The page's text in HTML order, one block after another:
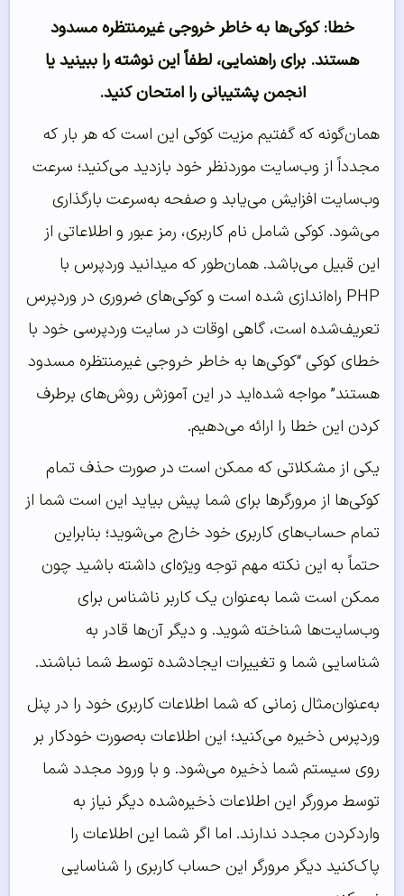
خطا: کوکی‌ها به خاطر خروجی غیرمنتظره مسدود
هستند. برای راهنمایی، لطفاً این نوشته را ببینید یا
انجمن پشتیبانی را امتحان کنید.
همان‌گونه که گفتیم مزیت کوکی این است که هر بار که
مجدداً از وب‌سایت موردنظر خود بازدید می‌کنید؛ سرعت
وب‌سایت افزایش می‌یابد و صفحه به‌سرعت بارگذاری
می‌شود. کوکی شامل نام کاربری، رمز عبور و اطلاعاتی از
این قبیل می‌باشد. همان‌طور که میدانید وردپرس با
PHP راه‌اندازی شده است و کوکی‌های ضروری در وردپرس
تعریف‌شده است، گاهی اوقات در سایت وردپرسی خود با
خطای کوکی “کوکی‌ها به خاطر خروجی غیرمنتظره مسدود
هستند” مواجه شده‌اید در این آموزش روش‌های برطرف
کردن این خطا را ارائه می‌دهیم.
یکی از مشکلاتی که ممکن است در صورت حذف تمام
کوکی‌ها از مرورگرها برای شما پیش بیاید این است شما از
تمام حساب‌های کاربری خود خارج می‌شوید؛ بنابراین
حتماً به این نکته مهم توجه ویژه‌ای داشته باشید چون
ممکن است شما به‌عنوان یک کاربر ناشناس برای
وب‌سایت‌ها شناخته شوید. و دیگر آن‌ها قادر به
شناسایی شما و تغییرات ایجادشده توسط شما نباشند.
به‌عنوان‌مثال زمانی که شما اطلاعات کاربری خود را در پنل
وردپرس ذخیره می‌کنید؛ این اطلاعات به‌صورت خودکار بر
روی سیستم شما ذخیره می‌شود. و با ورود مجدد شما
توسط مرورگر این اطلاعات ذخیره‌شده دیگر نیاز به
واردکردن مجدد ندارند. اما اگر شما این اطلاعات را
پاک‌کنید دیگر مرورگر این حساب کاربری را شناسایی